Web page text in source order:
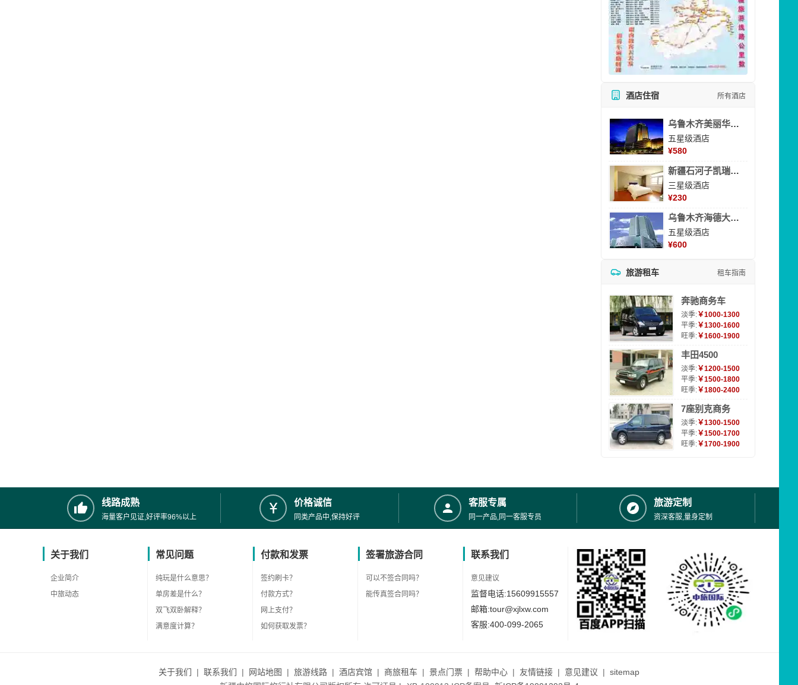
酒店住宿 所有酒店
乌鲁木齐美丽华大酒
五星级酒店
¥580
新疆石河子凯瑞酒店
三星级酒店
¥230
乌鲁木齐海德大酒店
五星级酒店
¥600
旅游租车 租车指南
奔驰商务车
淡季:￥1000-1300
平季:￥1300-1600
旺季:￥1600-1900
丰田4500
淡季:￥1200-1500
平季:￥1500-1800
旺季:￥1800-2400
7座别克商务
淡季:￥1300-1500
平季:￥1500-1700
旺季:￥1700-1900
线路成熟
海量客户见证,好评率96%以上
价格诚信
同类产品中,保持好评
客服专属
同一产品,同一客服专员
旅游定制
资深客服,量身定制
关于我们
企业简介
中旅动态
常见问题
纯玩是什么意思？
单房差是什么？
双飞双卧解释？
满意度计算？
付款和发票
签约刷卡？
付款方式？
网上支付？
如何获取发票？
签署旅游合同
可以不签合同吗？
能传真签合同吗？
联系我们
意见建议
监督电话:15609915557
邮箱:tour@xjlxw.com
客服:400-099-2065
关于我们 | 联系我们 | 网站地图 | 旅游线路 | 酒店宾馆 | 商旅租车 | 景点门票 | 帮助中心 | 友情链接 | 意见建议 | sitemap